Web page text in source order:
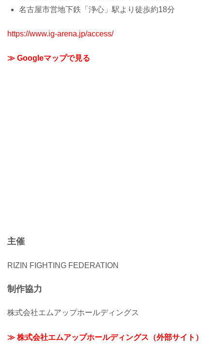
名古屋市営地下鉄「浄心」駅より徒歩約18分
https://www.ig-arena.jp/access/
≫ Googleマップで見る
主催
RIZIN FIGHTING FEDERATION
制作協力
株式会社エムアップホールディングス
≫ 株式会社エムアップホールディングス（外部サイト）